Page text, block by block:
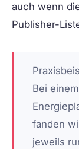
auch wenn
Publisher-
Bei
fanden
jeweils